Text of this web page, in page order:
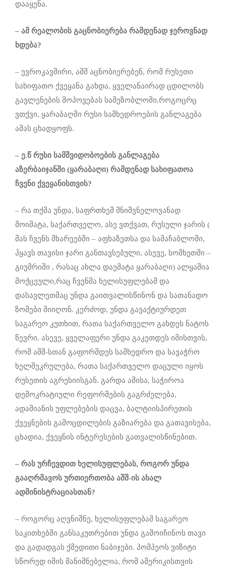
დააყენა.
– ამ რეალობის გაცნობიერება რამდენად ჯეროვნად
ხდება?
– ევროკავშირი, აშშ აცნობიერებენ, რომ რუსეთი
სახიფათო ქვეყანა გახდა, ყველანაირად ცდილობს
გავლენების მოპოვებას სამეზობლოში.როგოცრც
ვთქვი, ყარაბაღში რუსი სამხედროების განლაგება
ამას ცხადყოფს.
– ე.წ რუსი სამშვიდობოების განლაგება
აზერბაიჯანში (ყარაბაღი) რამდენად სახიფათოა
ჩვენი ქვეყანისთვის?
– რა თქმა უნდა, საფრთხემ მნიშვნელოვანად
მოიმატა, საქართველო, ასე ვთქვათ, რუსული ჯარის (
მას ჩვენს მხარეებში – აფხაზეთსა და სამაჩაბლოში,
ჰყავს თავისი ჯარი განთავსებული, ასევე, სომხეთში –
გიუმრიში , რასაც ახლა დაემატა ყარაბაღი) ალყაშია
მოქცეული,რაც ჩვენმა ხელისუფლებამ და
დასავლეთმაც უნდა გაითვალისწინონ და სათანადო
ზომები მიიღონ. კერძოდ, უნდა გავაქტიურდეთ
საგარეო კუთხით, რათა საქართველო გახდეს ნატოს
წევრი. ასევე, ყველაფერი უნდა გაკეთდეს იმისთვის,
რომ აშშ-სთან გაფორმდეს სამხედრო და სავაჭრო
ხელშეკრულება, რათა საქართველო დაცული იყოს
რუსეთის აგრესიისგან. გარდა ამისა, საჭიროა
დემოკრატიული რეფორმების გაგრძელება,
ადამიანის უფლებების დაცვა, ბალტიისპირეთის
ქვეყნების გამოცდილების გაზიარება და გათავისება,
ცხადია, ქვეყნის ინტერესების გათვალისწინებით.
– რას ურჩევდით ხელისუფლებას, როგორ უნდა
გააღრმავოს ურთიერთობა აშშ-ის ახალ
ადმინისტრაციასთან?
– როგორც აღვნიშნე, ხელისუფლებამ საგარეო
საკითხებში განსაკუთრებით უნდა გამოიჩინოს თავი
და გადადგას ქმედითი ნაბიჯები. პომპეოს ვიზიტი
სწორედ იმის მანიშნებელია, რომ ამერიკისთვის